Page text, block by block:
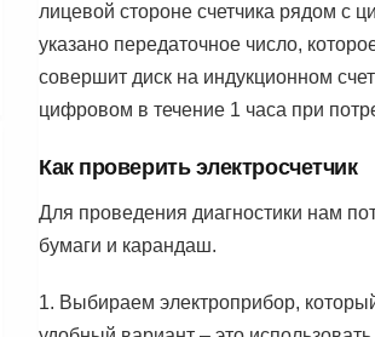
лицевой стороне счетчика рядом с
указано передаточное число,
совершит диск на индукционном
цифровом в течение 1 часа при
Как проверить электросчетчик
Для проведения диагностики нам
бумаги и карандаш.
1. Выбираем электроприбор,